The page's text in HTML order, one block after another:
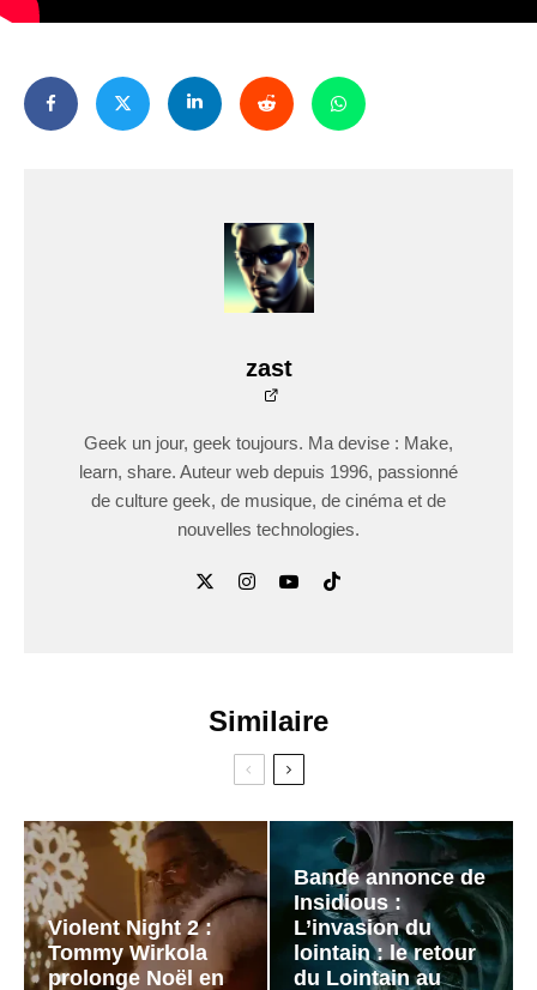
zast
Geek un jour, geek toujours. Ma devise : Make,
learn, share. Auteur web depuis 1996, passionné
de culture geek, de musique, de cinéma et de
nouvelles technologies.
Similaire
Violent Night 2 :
Tommy Wirkola
prolonge Noël en
Bande annonce de
Insidious :
L’invasion du
lointain : le retour
du Lointain au